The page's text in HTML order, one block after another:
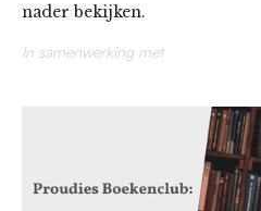
nader bekijken.
In samenwerking met